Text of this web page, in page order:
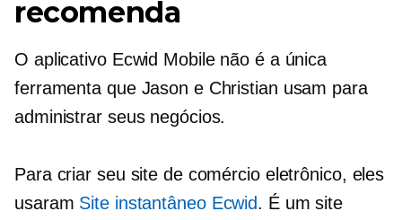
recomenda
O aplicativo Ecwid Mobile não é a única
ferramenta que Jason e Christian usam para
administrar seus negócios.
Para criar seu site de comércio eletrônico, eles
usaram Site instantâneo Ecwid. É um site